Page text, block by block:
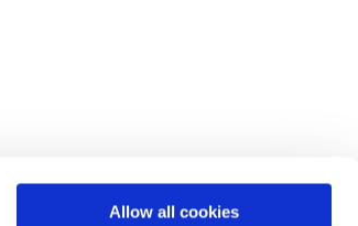
Allow all cookies